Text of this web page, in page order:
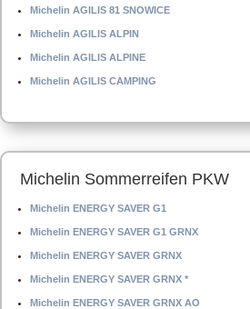
Michelin AGILIS 81 SNOWICE
Michelin AGILIS ALPIN
Michelin AGILIS ALPINE
Michelin AGILIS CAMPING
Michelin Sommerreifen PKW
Michelin ENERGY SAVER G1
Michelin ENERGY SAVER G1 GRNX
Michelin ENERGY SAVER GRNX
Michelin ENERGY SAVER GRNX *
Michelin ENERGY SAVER GRNX AO